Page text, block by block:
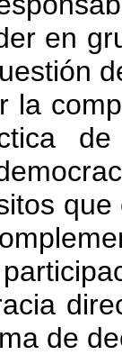
en
la
de